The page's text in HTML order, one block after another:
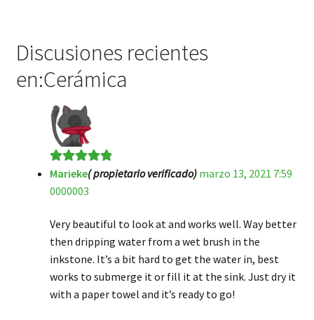
Discusiones recientes
en:Cerámica
Valorado en5
de 5
Marieke( propietario verificado) marzo 13, 2021 7:59
0000003
Very beautiful to look at and works well. Way better
then dripping water from a wet brush in the
inkstone. It’s a bit hard to get the water in, best
works to submerge it or fill it at the sink. Just dry it
with a paper towel and it’s ready to go!